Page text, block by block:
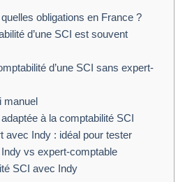
obligations en France ?
d’une SCI est souvent
d’une SCI sans expert-
manuel
à la comptabilité SCI
avec Indy : idéal pour tester
vs expert-comptable
SCI avec Indy